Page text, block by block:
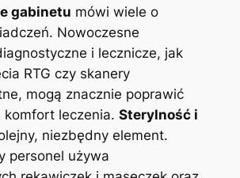
gabinetu mówi wiele o
Nowoczesne
i lecznicze, jak
RTG czy skanery
mogą znacznie poprawić
komfort leczenia. Sterylność i
niezbędny element.
personel używa